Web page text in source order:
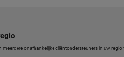
onafhankelijke cliëntondersteuners in uw